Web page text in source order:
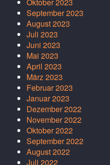
Oktober 2023
September 2023
August 2023
Juli 2023
Juni 2023
Mai 2023
April 2023
März 2023
Februar 2023
Januar 2023
Dezember 2022
November 2022
Oktober 2022
September 2022
August 2022
Juli 2022